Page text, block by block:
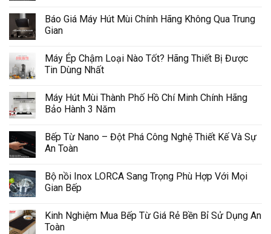
Báo Giá Máy Hút Mùi Chính Hãng Không Qua Trung
Gian
Máy Ép Chậm Loại Nào Tốt? Hãng Thiết Bị Được
Tin Dùng Nhất
Máy Hút Mùi Thành Phố Hồ Chí Minh Chính Hãng
Bảo Hành 3 Năm
Bếp Từ Nano – Đột Phá Công Nghệ Thiết Kế Và Sự
An Toàn
Bộ nồi Inox LORCA Sang Trọng Phù Hợp Với Mọi
Gian Bếp
Kinh Nghiệm Mua Bếp Từ Giá Rẻ Bền Bỉ Sử Dụng An
Toàn